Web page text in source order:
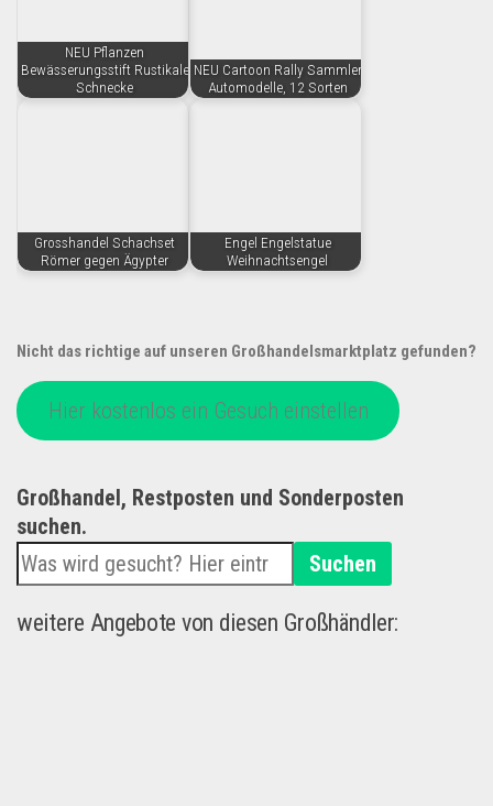
NEU Pflanzen
Bewässerungsstift Rustikale
Schnecke
NEU Cartoon Rally Sammler
Automodelle, 12 Sorten
Grosshandel Schachset
Römer gegen Ägypter
Engel Engelstatue
Weihnachtsengel
Nicht das richtige auf unseren Großhandelsmarktplatz gefunden?
Hier kostenlos ein Gesuch einstellen
Großhandel, Restposten und Sonderposten
suchen.
Suchen
weitere Angebote von diesen Großhändler: